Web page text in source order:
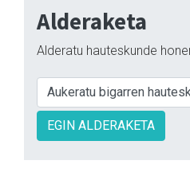
Alderaketa
Alderatu hauteskunde
EGIN ALDERAKETA